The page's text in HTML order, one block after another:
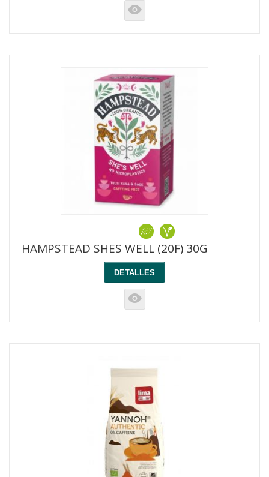
K
HAMPSTEAD SHES WELL (20F) 30G
DETALLES
K